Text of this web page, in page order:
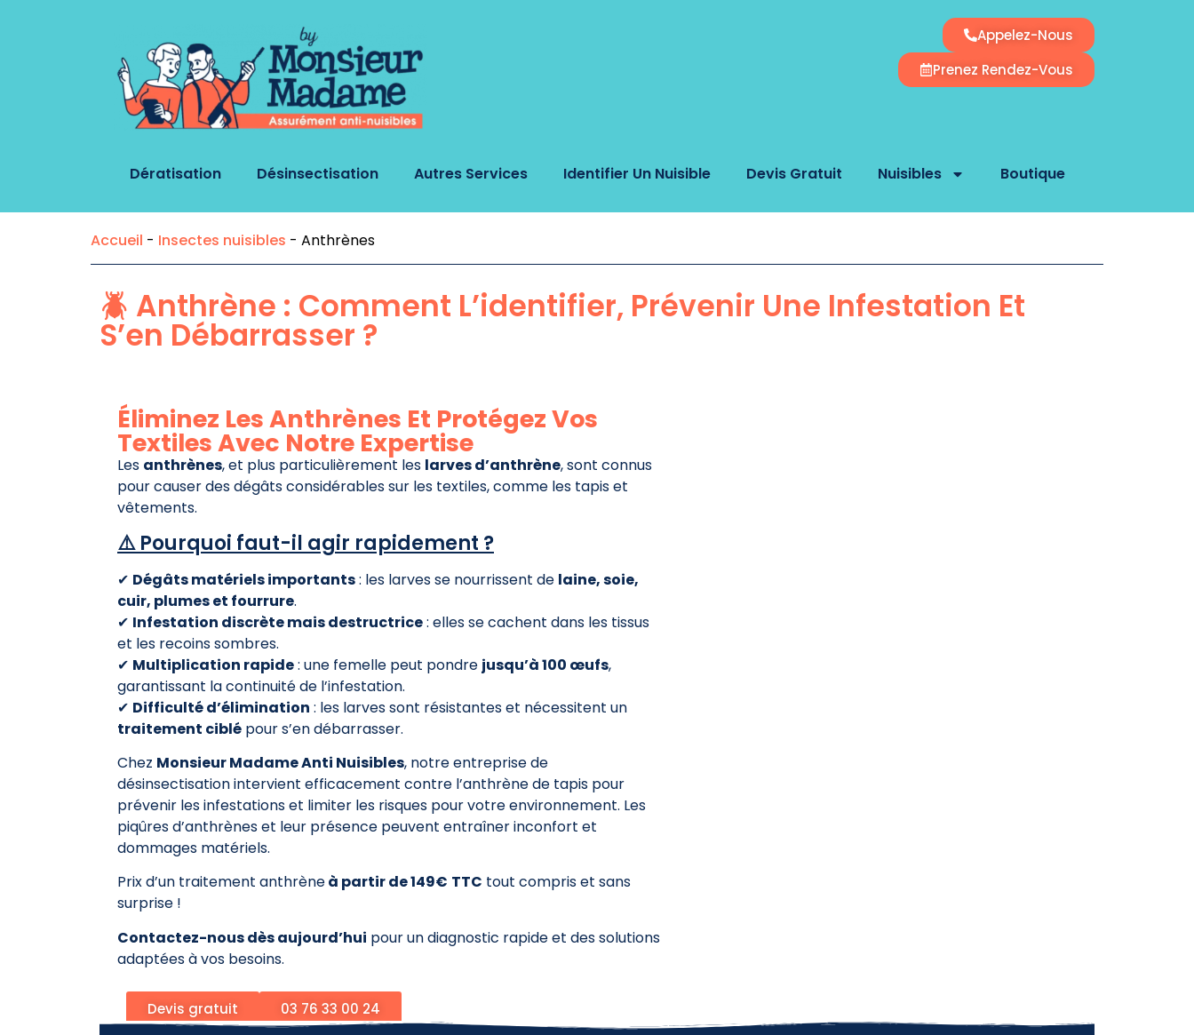
Appelez-Nous
Prenez Rendez-Vous
Dératisation Désinsectisation Autres Services Identifier Un Nuisible Devis Gratuit Nuisibles Boutique
Accueil - Insectes nuisibles - Anthrènes
🪲 Anthrène : Comment L’identifier, Prévenir Une Infestation Et
S’en Débarrasser ?
Éliminez Les Anthrènes Et Protégez Vos
Textiles Avec Notre Expertise
Les anthrènes, et plus particulièrement les larves d’anthrène, sont connus
pour causer des dégâts considérables sur les textiles, comme les tapis et
vêtements.
⚠️ Pourquoi faut-il agir rapidement ?
✔ Dégâts matériels importants: les larves se nourrissent de laine, soie,
cuir, plumes et fourrure.
✔ Infestation discrète mais destructrice: elles se cachent dans les tissus
et les recoins sombres.
✔ Multiplication rapide: une femelle peut pondre jusqu’à 100 œufs,
garantissant la continuité de l’infestation.
✔ Difficulté d’élimination : les larves sont résistantes et nécessitent un
traitement ciblé pour s’en débarrasser.
Chez Monsieur Madame Anti Nuisibles, notre entreprise de
désinsectisation intervient efficacement contre l’anthrène de tapis pour
prévenir les infestations et limiter les risques pour votre environnement. Les
piqûres d’anthrènes et leur présence peuvent entraîner inconfort et
dommages matériels.
Prix d’un traitement anthrèneà partir de 149€ TTC tout compris et sans
surprise !
Contactez-nous dès aujourd’hui pour un diagnostic rapide et des solutions
adaptées à vos besoins.
Devis gratuit 03 76 33 00 24